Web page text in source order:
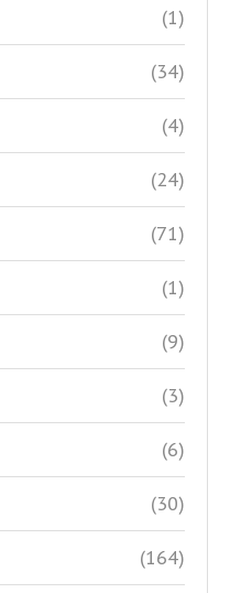
(1)
(34)
(4)
(24)
(71)
(1)
(9)
(3)
(6)
(30)
(164)